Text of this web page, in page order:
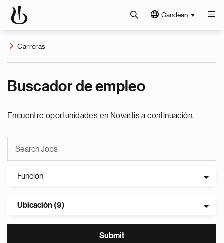
Candean
Carreras
Buscador de empleo
Encuentre oportunidades en Novartis a continuación.
Función
Ubicación (9)